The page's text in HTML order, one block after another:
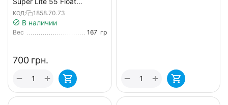
45x55x35cm
КОД: 1858.70.73
В наличии
Вес 167 гр
‍700‍ грн.
+
− +
−